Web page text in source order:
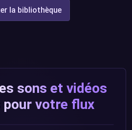
la bibliothèque
sons et vidéos
votre flux